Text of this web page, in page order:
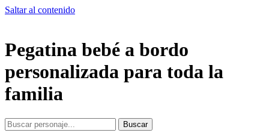
Saltar al contenido
Pegatina bebé a bordo
personalizada para toda la
familia
Buscar